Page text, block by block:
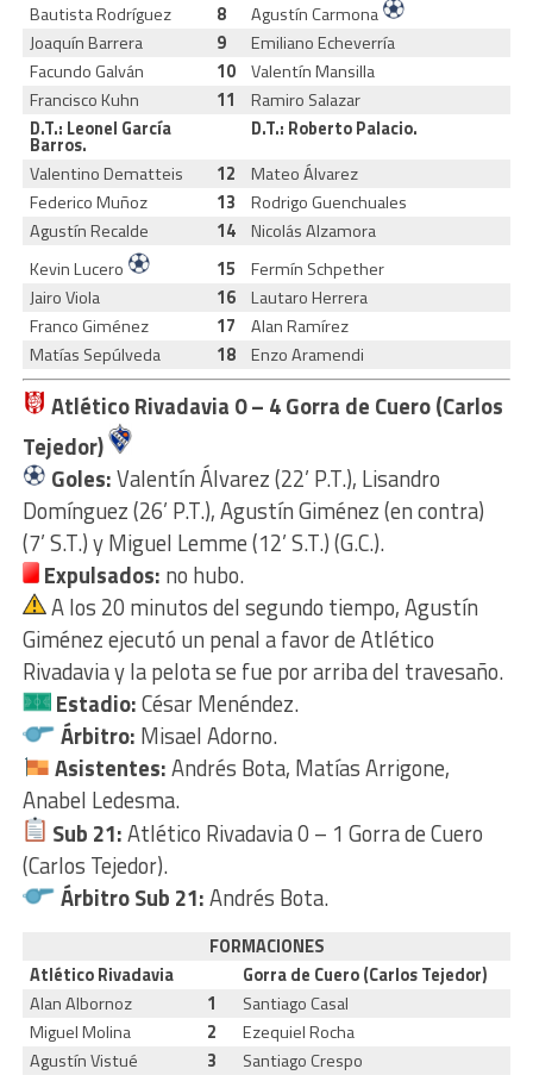
Bautista Rodríguez
8
Agustín Carmona
Joaquín Barrera
9
Emiliano Echeverría
Facundo Galván
10
Valentín Mansilla
Francisco Kuhn
11
Ramiro Salazar
D.T.: Leonel García
Barros.
D.T.: Roberto Palacio.
Valentino Dematteis
12
Mateo Álvarez
Federico Muñoz
13
Rodrigo Guenchuales
Agustín Recalde
14
Nicolás Alzamora
Kevin Lucero
15
Fermín Schpether
Jairo Viola
16
Lautaro Herrera
Franco Giménez
17
Alan Ramírez
Matías Sepúlveda
18 Enzo Aramendi
Atlético Rivadavia 0– 4 Gorra de Cuero (Carlos
Tejedor)
Goles:Valentín Álvarez (22’ P.T.), Lisandro
Domínguez (26’ P.T.), Agustín Giménez (en contra)
(7’ S.T.) y Miguel Lemme (12’ S.T.) (G.C.).
Expulsados: no hubo.
A los 20 minutos del segundo tiempo, Agustín
Giménez ejecutó un penal a favor de Atlético
Rivadavia y la pelota se fue por arriba del travesaño.
Estadio:César Menéndez.
Árbitro: Misael Adorno.
Asistentes:Andrés Bota, Matías Arrigone,
Anabel Ledesma.
Sub 21:Atlético Rivadavia 0 – 1 Gorra de Cuero
(Carlos Tejedor).
Árbitro Sub 21:Andrés Bota.
FORMACIONES
Atlético Rivadavia
Gorra de Cuero (Carlos Tejedor)
Alan Albornoz
1
Santiago Casal
Miguel Molina
2
Ezequiel Rocha
Agustín Vistué
3
Santiago Crespo